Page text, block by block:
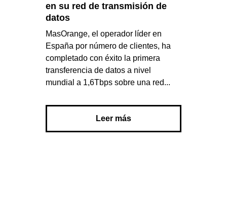
en su red de transmisión de
datos
MasOrange, el operador líder en
España por número de clientes, ha
completado con éxito la primera
transferencia de datos a nivel
mundial a 1,6Tbps sobre una red...
Leer más